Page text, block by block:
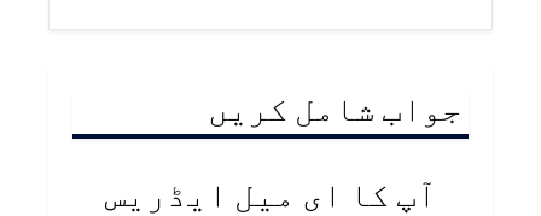
جواب شامل کریں
آپ کا ای میل ایڈریس